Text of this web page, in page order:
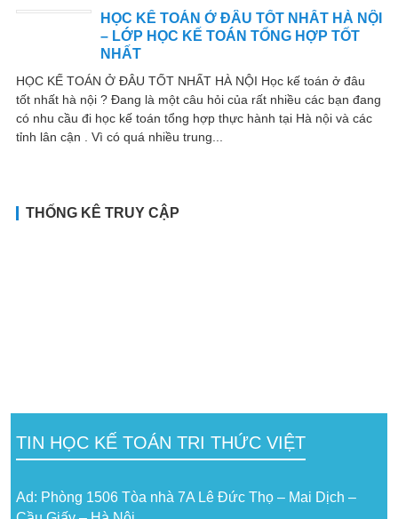
HỌC KẾ TOÁN Ở ĐÂU TỐT NHẤT HÀ NỘI
– LỚP HỌC KẾ TOÁN TỔNG HỢP TỐT
NHẤT
HỌC KẾ TOÁN Ở ĐÂU TỐT NHẤT HÀ NỘI Học kế toán ở đâu
tốt nhất hà nội ? Đang là một câu hỏi của rất nhiều các bạn đang
có nhu cầu đi học kế toán tổng hợp thực hành tại Hà nội và các
tỉnh lân cận . Vì có quá nhiều trung...
THỐNG KÊ TRUY CẬP
TIN HỌC KẾ TOÁN TRI THỨC VIỆT
Ad: Phòng 1506 Tòa nhà 7A Lê Đức Thọ – Mai Dịch –